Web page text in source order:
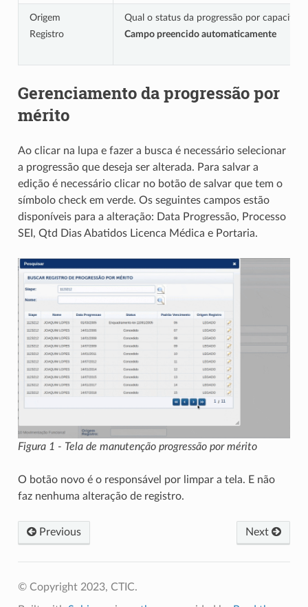
Origem
Registro
Qual o status da progressão por
Campo preencido automaticamente
Gerenciamento da progressão por
mérito
Ao clicar na lupa e fazer a busca é necessário selecionar
a progressão que deseja ser alterada. Para salvar a
edição é necessário clicar no botão de salvar que tem o
símbolo check em verde. Os seguintes campos estão
disponíveis para a alteração: Data Progressão, Processo
SEI, Qtd Dias Abatidos Licenca Médica e Portaria.
Figura 1 - Tela de manutenção progressão por mérito
O botão novo é o responsável por limpar a tela. E não
faz nenhuma alteração de registro.
Previous Next
© Copyright 2023, CTIC.